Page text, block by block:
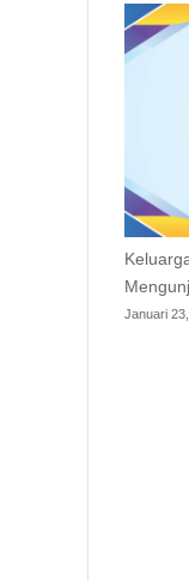
Januari